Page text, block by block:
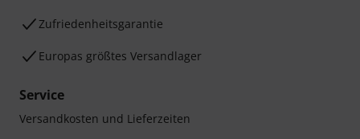
Zufriedenheitsgarantie
Europas größtes Versandlager
Service
Versandkosten und Lieferzeiten